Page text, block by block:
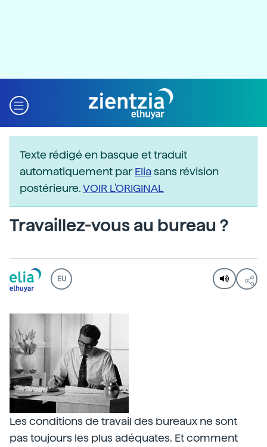
Texte rédigé en basque et traduit
automatiquement parEliasans révision
postérieure.VOIR L'ORIGINAL
Travaillez-vous au bureau ?
EU
Les conditions de travail des bureaux ne sont
pas toujours les plus adéquates. Et comment